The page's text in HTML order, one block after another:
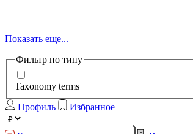
Показать еще...
Фильтр по типу
Taxonomy terms
Профиль
Избранное